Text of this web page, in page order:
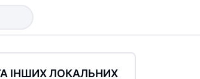
ІНШИХ ЛОКАЛЬНИХ